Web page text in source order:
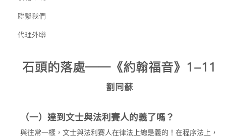
聯繫我們
代理外聯
石頭的落處——《約翰福音》1-11
劉同蘇
（一）達到文士與法利賽人的義了嗎？
與往常一樣，文士與法利賽人在律法上總是義的！在程序法上，